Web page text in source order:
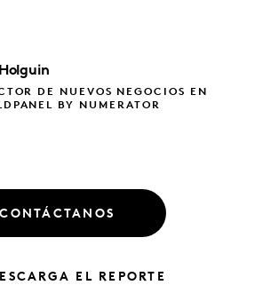
Holguin
DE NUEVOS NEGOCIOS EN
BY NUMERATOR
CONTÁCTANOS
EL REPORTE